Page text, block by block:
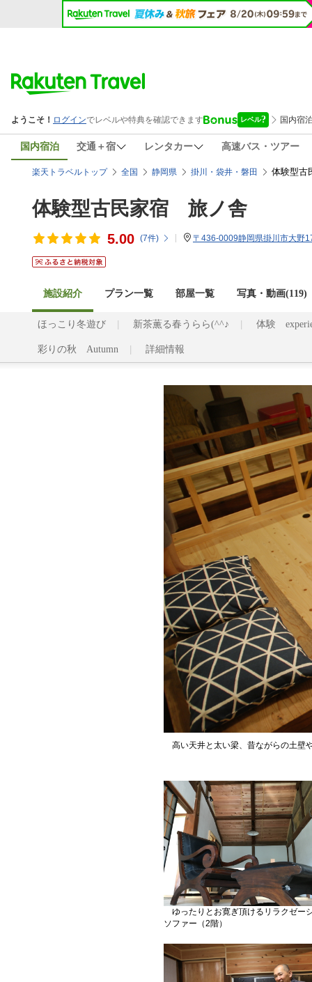
国内宿泊 交通＋宿 レンタカー 高速バス・ツアー
楽天トラベルトップ 全国 静岡県 掛川・袋井・磐田 体験型
体験型古民家宿 旅ノ舎
5.00 (7件) 〒436-0009静岡県掛川市大野
施設紹介 プラン一覧 部屋一覧 写真・動画(119)
ほっこり冬遊び 新茶薫る春うらら(^^♪ 体験
彩りの秋 Autumn 詳細情報
高い天井と太い梁、昔ながらの土壁
ゆったりとお寛ぎ頂けるリラクゼー
ソファー（2階）